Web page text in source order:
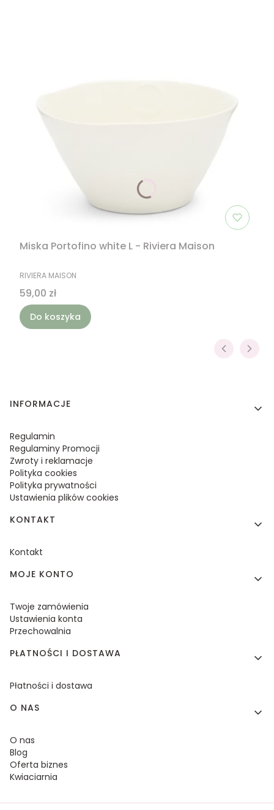
Miska Portofino white L - Riviera Maison
PRODUCENT
RIVIERA MAISON
Cena
59,00 zł
Do koszyka
Linki w stopce
INFORMACJE
Regulamin
Regulaminy Promocji
Zwroty i reklamacje
Polityka cookies
Polityka prywatności
Ustawienia plików cookies
KONTAKT
Kontakt
MOJE KONTO
Twoje zamówienia
Ustawienia konta
Przechowalnia
PŁATNOŚCI I DOSTAWA
Płatności i dostawa
O NAS
O nas
Blog
Oferta biznes
Kwiaciarnia